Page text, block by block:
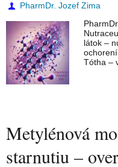
PharmDr. Jozef Zima
látok –
Tótha –
Metylénová
starnutiu –